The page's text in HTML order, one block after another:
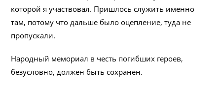
которой я участвовал. Пришлось служить именно
там, потому что дальше было оцепление, туда не
пропускали.
Народный мемориал в честь погибших героев,
безусловно, должен быть сохранён.